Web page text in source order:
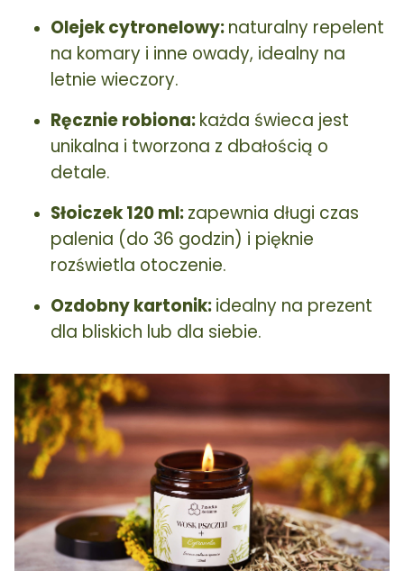
Olejek cytronelowy:naturalny repelent
na komary i inne owady, idealny na
letnie wieczory.
Ręcznie robiona:każda świeca jest
unikalna i tworzona z dbałością o
detale.
Słoiczek 120 ml:zapewnia długi czas
palenia (do 36 godzin) i pięknie
rozświetla otoczenie.
Ozdobny kartonik:idealny na prezent
dla bliskich lub dla siebie.